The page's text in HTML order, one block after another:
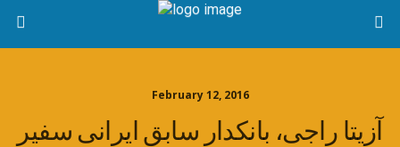
February 12, 2016
آزیتا راجی، بانکدار سابق ایرانی سفیر